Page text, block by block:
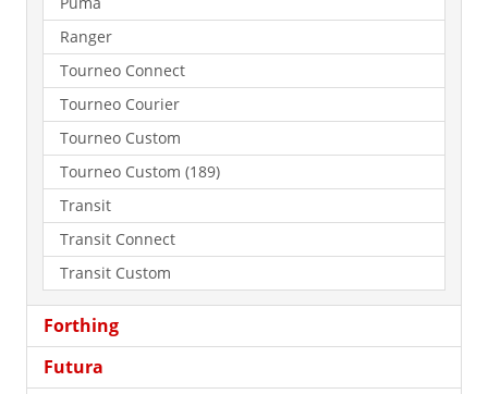
Ranger
Tourneo Connect
Tourneo Courier
Tourneo Custom
Tourneo Custom (189)
Transit
Transit Connect
Transit Custom
Forthing
Futura